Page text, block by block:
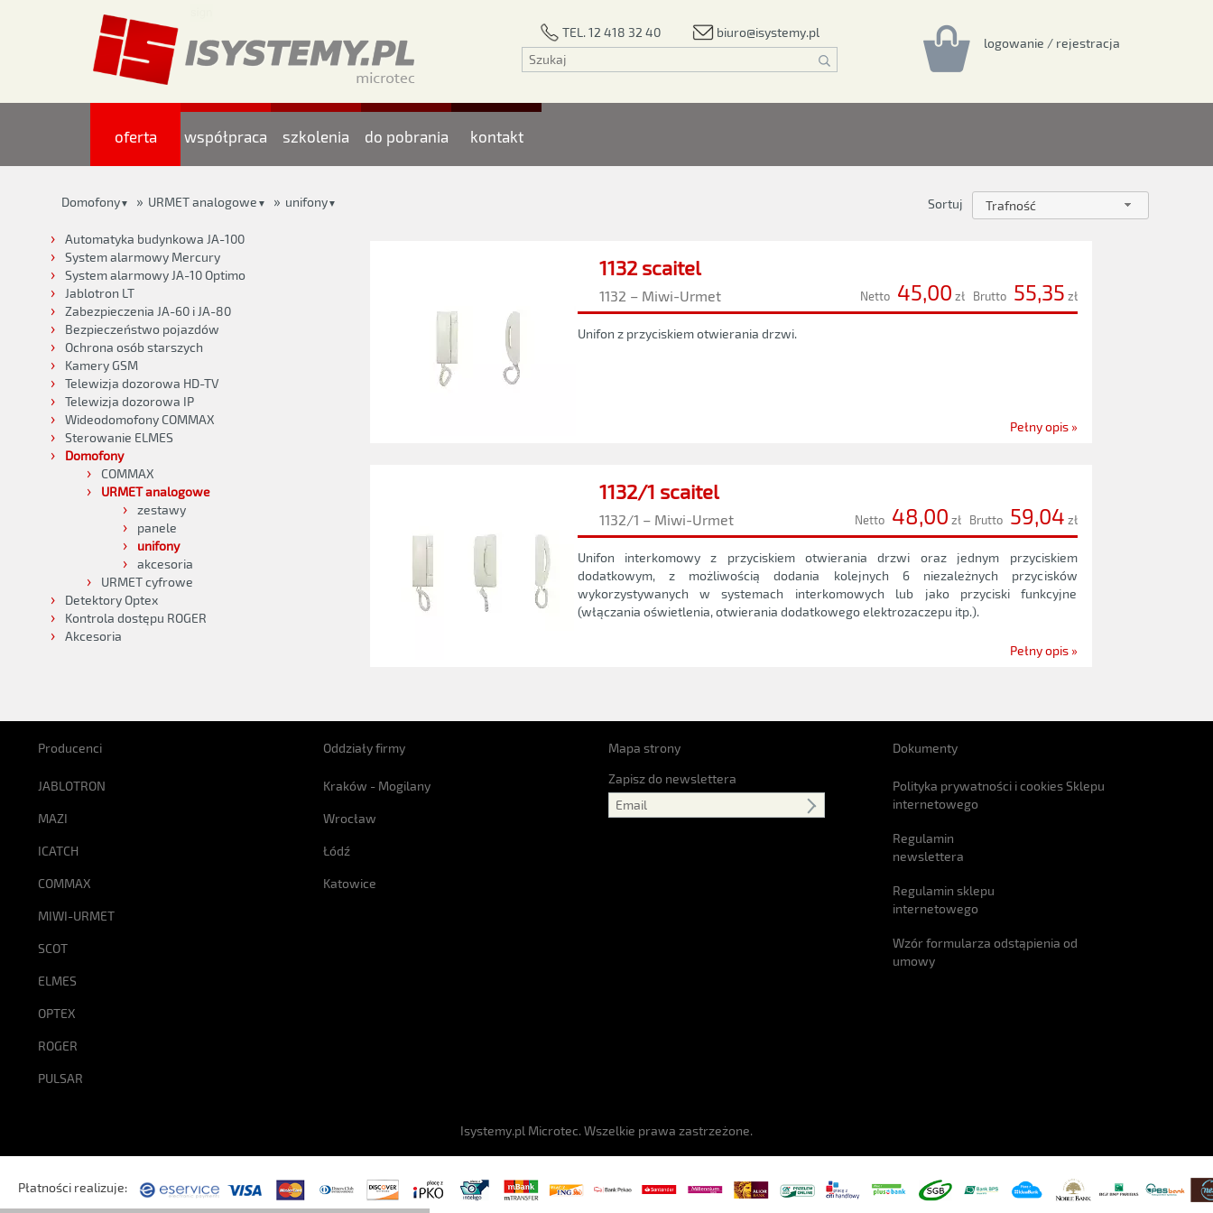
TEL. 12 418 32 40 biuro@isystemy.pl
logowanie / rejestracja
oferta współpraca szkolenia do pobrania kontakt
Domofony▼ » URMET analogowe ▼ » unifony▼ Sortuj Trafność
Automatyka budynkowa JA-100
System alarmowy Mercury
System alarmowy JA-10 Optimo
Jablotron LT
Zabezpieczenia JA-60 i JA-80
Bezpieczeństwo pojazdów
Ochrona osób starszych
Kamery GSM
Telewizja dozorowa HD-TV
Telewizja dozorowa IP
Wideodomofony COMMAX
Sterowanie ELMES
Domofony
COMMAX
URMET analogowe
zestawy
panele
unifony
akcesoria
URMET cyfrowe
Detektory Optex
Kontrola dostępu ROGER
Akcesoria
1132 scaitel
1132 – Miwi-Urmet zł
45,00
Netto zł
55,35
Brutto
Unifon z przyciskiem otwierania drzwi.
Pełny opis »
1132/1 scaitel
1132/1 – Miwi-Urmet zł
48,00
Netto zł
59,04
Brutto
Unifon interkomowy z przyciskiem otwierania drzwi oraz jednym przyciskiem
dodatkowym, z możliwością dodania kolejnych 6 niezależnych przycisków
wykorzystywanych w systemach interkomowych lub jako przyciski funkcyjne
(włączania oświetlenia, otwierania dodatkowego elektrozaczepu itp.).
Pełny opis »
Producenci
JABLOTRON
MAZI
ICATCH
COMMAX
MIWI-URMET
SCOT
ELMES
OPTEX
ROGER
PULSAR
Oddziały firmy
Kraków - Mogilany
Wrocław
Łódź
Katowice
Mapa strony
Zapisz do newslettera
Dokumenty
Polityka prywatności i cookies Sklepu
internetowego
Regulamin
newslettera
Regulamin sklepu
internetowego
Wzór formularza odstąpienia od
umowy
Isystemy.pl Microtec. Wszelkie prawa zastrzeżone.
Płatności realizuje: